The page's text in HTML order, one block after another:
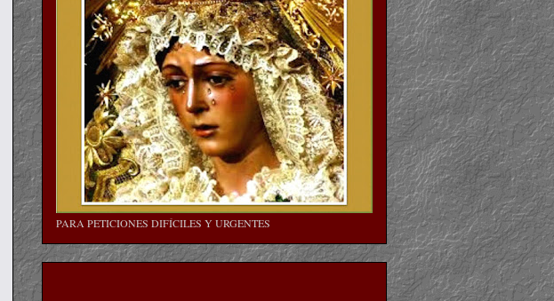
PARA PETICIONES DIFÍCILES Y URGENTES